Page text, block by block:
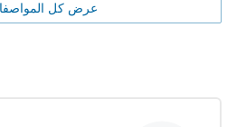
عرض كل